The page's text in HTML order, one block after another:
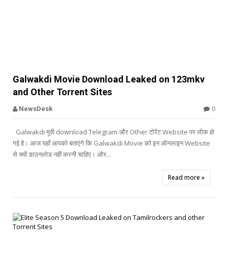
Galwakdi Movie Download Leaked on 123mkv
and Other Torrent Sites
NewsDesk 0
Galwakdi मूवी download Telegram और Other टोरेंट Website पर लीक हो
गई है। आज यहाँ आपको बताएंगे कि Galwakdi Movie को इन ऑनलाइन Website
से क्यों डाउनलोड नहीं करनी चाहिए। और...
Read more »
Offbeat